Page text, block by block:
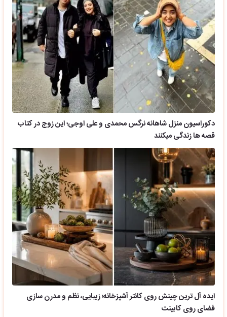
دکوراسیون منزل شاهانه نرگس محمدی و علی اوجی؛ این زوج در کتاب
قصه ها زندگی میکنند
ایده آل ترین چینش روی کانتر آشپزخانه؛ زیبایی، نظم و مدرن سازی
فضای روی کابینت